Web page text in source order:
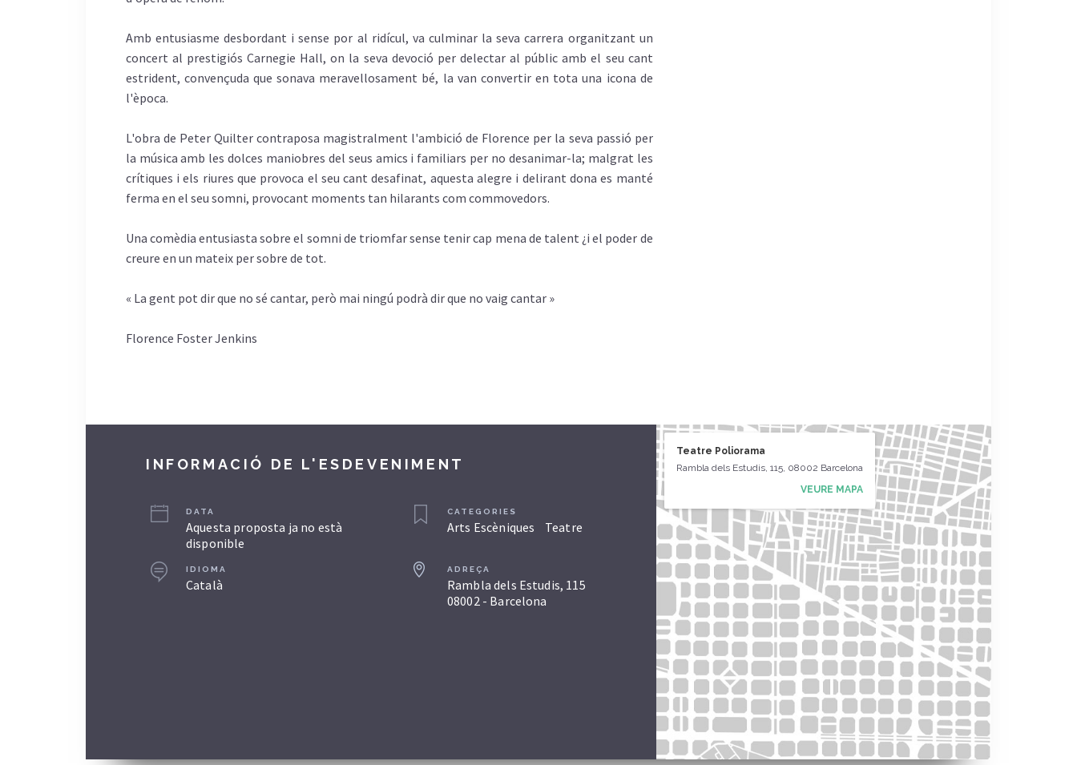
Amb entusiasme desbordant i sense por al ridícul, va culminar la seva carrera organitzant un
concert al prestigiós Carnegie Hall, on la seva devoció per delectar al públic amb el seu cant
estrident, convençuda que sonava meravellosament bé, la van convertir en tota una icona de
l'època.
L'obra de Peter Quilter contraposa magistralment l'ambició de Florence per la seva passió per
la música amb les dolces maniobres del seus amics i familiars per no desanimar-la; malgrat les
crítiques i els riures que provoca el seu cant desafinat, aquesta alegre i delirant dona es manté
ferma en el seu somni, provocant moments tan hilarants com commovedors.
Una comèdia entusiasta sobre el somni de triomfar sense tenir cap mena de talent ¿i el poder de
creure en un mateix per sobre de tot.
« La gent pot dir que no sé cantar, però mai ningú podrà dir que no vaig cantar »
Florence Foster Jenkins
INFORMACIÓ DE L'ESDEVENIMENT
DATA
Aquesta proposta ja no està
disponible
IDIOMA
Català
CATEGORIES
Arts Escèniques Teatre
ADREÇA
Rambla dels Estudis, 115
08002 - Barcelona
Teatre Poliorama
Rambla dels Estudis, 115, 08002 Barcelona
VEURE MAPA